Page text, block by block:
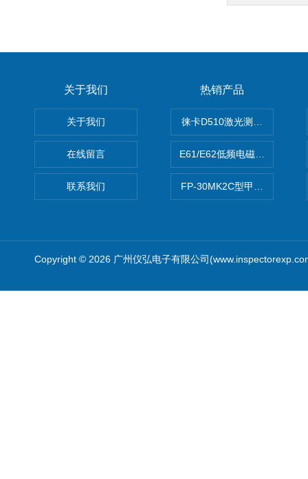
关于我们
关于我们
在线留言
联系我们
热销产品
徕卡D510激光测距仪
E61/E62低频电磁场强度分析
FP-30MK2C型甲醛检测仪
Copyright © 2026 广州仪弘电子有限公司